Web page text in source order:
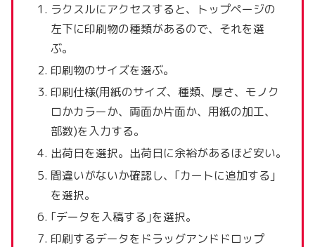
ラクスルにアクセスすると、トップページの
左下に印刷物の種類があるので、それを選
ぶ。
印刷物のサイズを選ぶ。
印刷仕様(用紙のサイズ、種類、厚さ、モノク
ロかカラーか、両面か片面か、用紙の加工、
部数)を入力する。
出荷日を選択。出荷日に余裕があるほど安い｡
間違いがないか確認し、｢カートに追加する｣
を選択。
｢データを入稿する｣を選択。
印刷するデータをドラッグアンドドロップ